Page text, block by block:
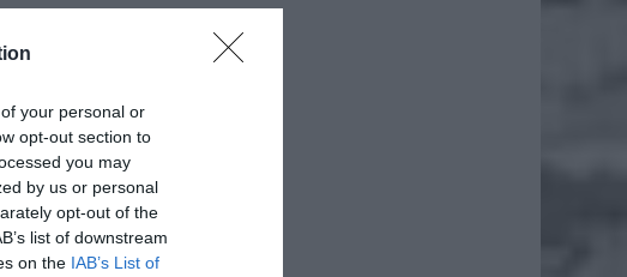
your personal or
opt-out section to
you may
by us or personal
opt-out of the
list of downstream
on the IAB’s List of